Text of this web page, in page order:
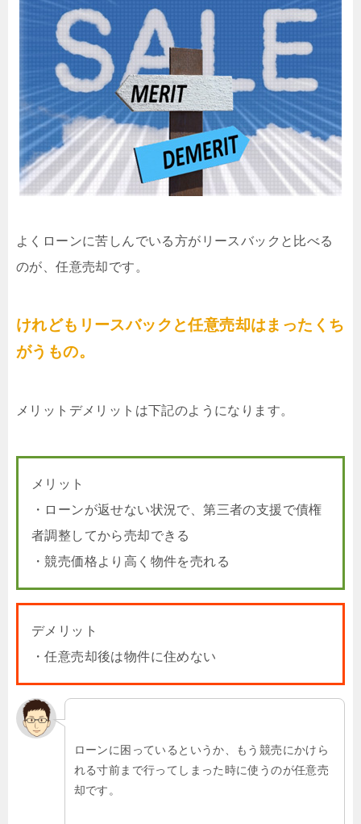
よくローンに苦しんでいる方がリースバックと比べる
のが、任意売却です。
けれどもリースバックと任意売却はまったくち
がうもの。
メリットデメリットは下記のようになります。
メリット
・ローンが返せない状況で、第三者の支援で債権
者調整してから売却できる
・競売価格より高く物件を売れる
デメリット
・任意売却後は物件に住めない
ローンに困っているというか、もう競売にかけら
れる寸前まで行ってしまった時に使うのが任意売
却です。